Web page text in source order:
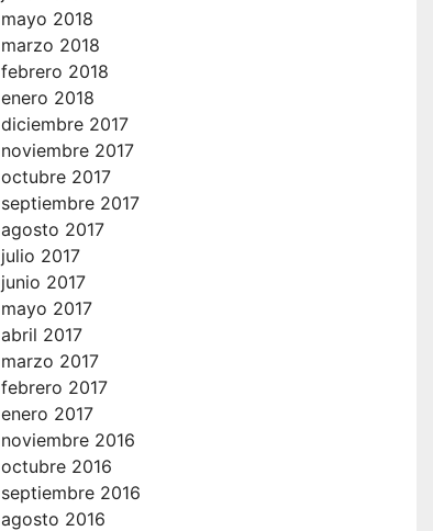
mayo 2018
marzo 2018
febrero 2018
enero 2018
diciembre 2017
noviembre 2017
octubre 2017
septiembre 2017
agosto 2017
julio 2017
junio 2017
mayo 2017
abril 2017
marzo 2017
febrero 2017
enero 2017
noviembre 2016
octubre 2016
septiembre 2016
agosto 2016